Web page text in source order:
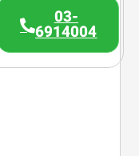
03-
6914004